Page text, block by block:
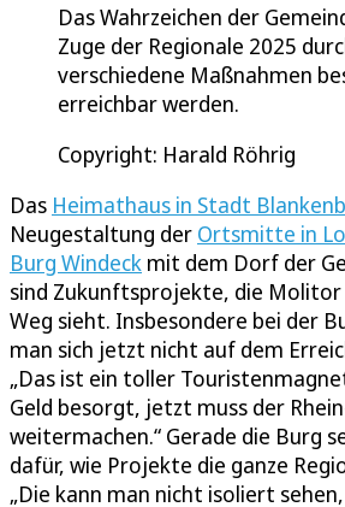
Das Wahrzeichen der
Zuge der Regionale 2025
verschiedene Maßnahmen
erreichbar werden.
Copyright: Harald Röhrig
Das Heimathaus in Stadt
Neugestaltung der Ortsmitte in
Burg Windeck mit dem Dorf der
sind Zukunftsprojekte, die
Weg sieht. Insbesondere bei der
man sich jetzt nicht auf dem
„Das ist ein toller
Geld besorgt, jetzt muss der
weitermachen.“ Gerade die Burg
dafür, wie Projekte die ganze
„Die kann man nicht isoliert